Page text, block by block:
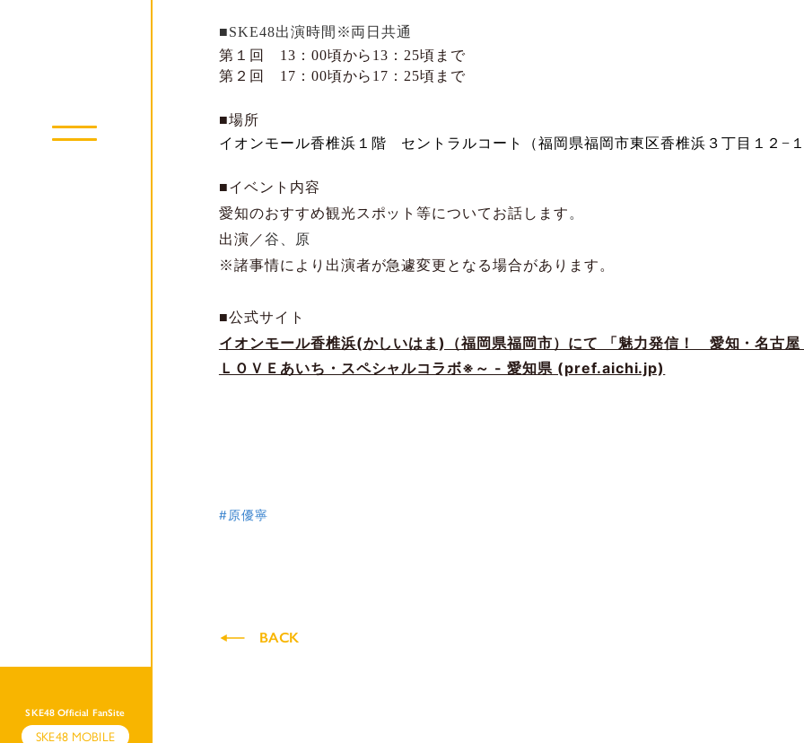
SKE48 Official FanSite
SKE48 MOBILE
■SKE48出演時間※両日共通
第１回 13 ： 00頃から 13 ： 25頃まで
第２回 17 ： 00頃から 17 ： 25頃まで
■場所
イオンモール香椎浜１階 セントラルコート
（福岡県福岡市東区香椎浜３丁目１２−
■イベント内容
愛知のおすすめ観光スポット等についてお話します 。
出演／谷、原
※諸事情により出演者が急遽変更となる場合があります。
■公式サイト
イオンモール香椎浜(かしいはま)（福岡県福岡市）にて 「魅力発信！ 愛知・名古
ＬＯＶＥあいち・スペシャルコラボ※～ - 愛知県 (pref.aichi.jp)
#原優寧
BACK